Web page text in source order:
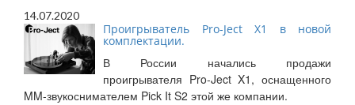
14.07.2020
Проигрыватель Pro-Ject X1 в новой
комплектации.
В России начались продажи
проигрывателя Pro-Ject X1, оснащенного
MM-звукоснимателем Pick It S2 этой же компании.